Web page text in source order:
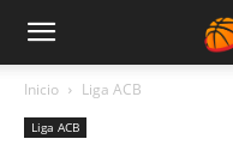
Inicio Liga ACB
Liga ACB